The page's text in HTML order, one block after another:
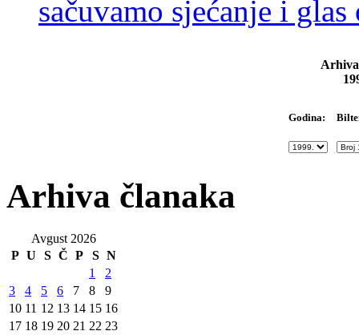
sačuvamo sjećanje i
Godina:
Arhiva članaka
Avgust 2026
P U S Č P S N
1
2
3
4 5 6 7 8
9
10 11 12 13 14 15 16
17 18 19 20 21 22 23